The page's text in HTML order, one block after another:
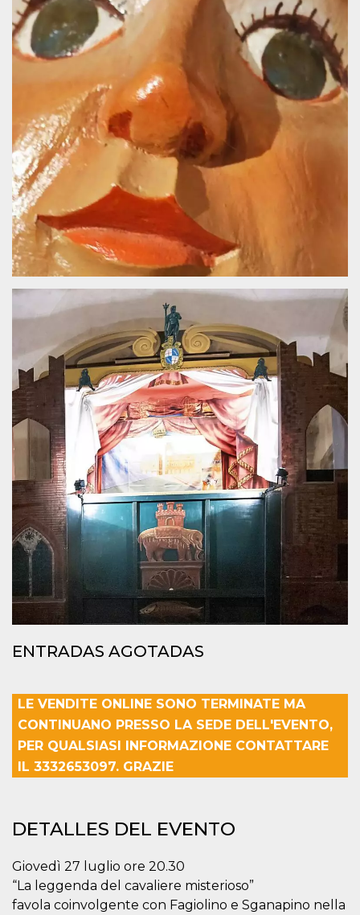
ENTRADAS AGOTADAS
LE VENDITE ONLINE SONO TERMINATE MA
CONTINUANO PRESSO LA SEDE DELL'EVENTO,
PER QUALSIASI INFORMAZIONE CONTATTARE
IL 3332653097. GRAZIE
DETALLES DEL EVENTO
Giovedì 27 luglio ore 20.30
“La leggenda del cavaliere misterioso”
favola coinvolgente con Fagiolino e Sganapino nella
cf_clearance
Cloudflare,
.oooh.events
1 año
Esta cookie es
utilizada por el
servicio
CloudFlare para
identificar el
tráfico web de
confianza y
anular cualquier
restricción de
seguridad de un
sitio web y
maliciosos.
wordpress_test_cookie
Automattic
Inc.
.oooh.events
Sesión
con Wordpress.
Comprueba si el
navegador tiene
habilitadas las
cookies
PHPSESSID
PHP.net
oooh.events
Sesión
Cookie
generada por
aplicaciones
basadas en el
lenguaje PHP.
Este es un
identificador de
propósito
general que se
utiliza para
mantener las
variables de
sesión del
usuario.
Normalmente es
un número
generado al
azar, la forma en
que se usa
puede ser
específico del
sitio, pero un
buen ejemplo es
mantener un
m
Stripe
m.stripe.com
1 año 1 mes
Esta cookie se
utiliza
para el
optimización de
de pagos,
CookieScriptConsent
oooh.events
días
Cookie-